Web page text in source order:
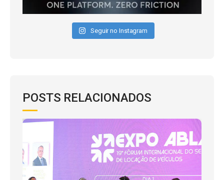
Seguir no Instagram
POSTS RELACIONADOS